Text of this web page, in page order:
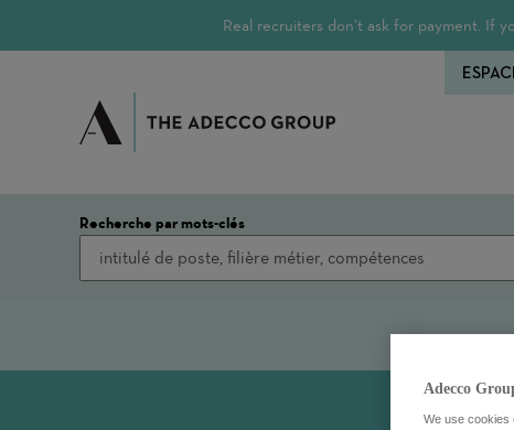
Real recruiters don’t ask for payment. If
Recherche par mots-clés
Adecco
We use cookies